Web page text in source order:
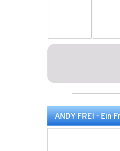
ANDY FREI - Ein